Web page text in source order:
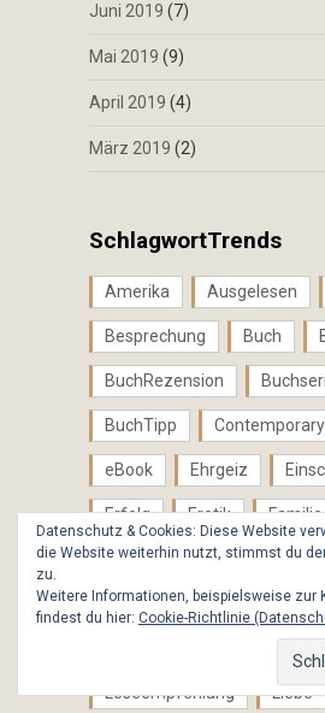
Juni 2019 (7)
Mai 2019 (9)
April 2019 (4)
März 2019 (2)
SchlagwortTrends
Amerika Ausgelesen
Besprechung Buch
BuchRezension
BuchTipp
eBook Ehrgeiz
Erfolg Erotik Familie
Familienprobleme
Freundschaft
Leseempfehlung Liebe
Datenschutz & Cookies: Diese Website
die Website weiterhin nutzt, stimmst du
zu.
Weitere Informationen, beispielsweise zur
findest du hier: Cookie-Richtlinie